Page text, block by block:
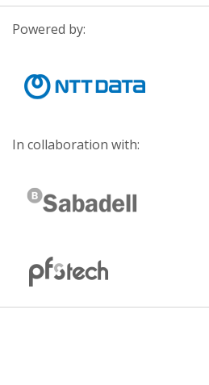
Powered by:
In collaboration with: